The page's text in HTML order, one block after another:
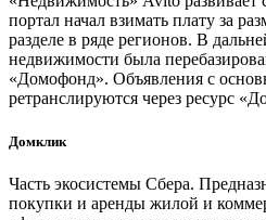
портал начал взимать плату за
разделе в ряде регионов. В
недвижимости была
«Домофонд». Объявления с
ретранслируются через ресурс
Домклик
Часть экосистемы Сбера.
покупки и аренды жилой и